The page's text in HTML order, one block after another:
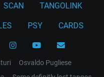
SCAN TANGOLINK
PSY CARDS
Osvaldo Pugliese